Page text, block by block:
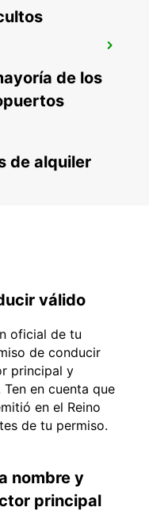
de los
de alquiler
válido
oficial de tu
de conducir
principal y
en cuenta que
en el Reino
de tu permiso.
nombre y
principal